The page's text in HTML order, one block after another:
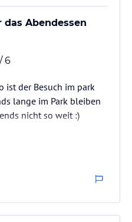
etwas anderes? Unsere
eine Flasche Kindersekt
deinen Kurzurlaub anstoßen.
durch HolidayCheck. Bitte
das Abendessen
/ 6
ist der Besuch im park
lange im Park bleiben
nicht so weit :)